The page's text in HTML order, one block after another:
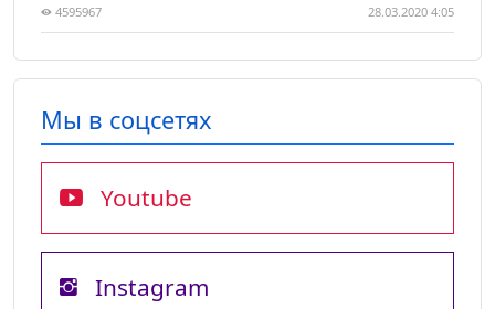
4595967 28.03.2020 4:05
Мы в соцсетях
Youtube
Instagram